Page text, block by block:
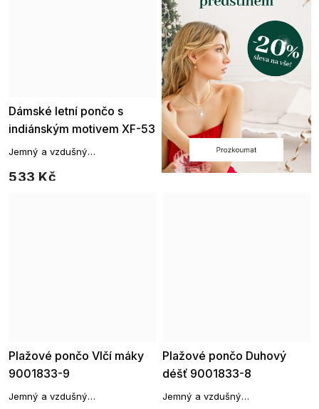
Dámské letní pončo s
indiánským motivem XF-53
533 Kč
Jemný a vzdušný
originální přehoz přes vaše
Plažové pončo Vlčí máky
9001833-9
Jemný a vzdušný
Plažové pončo Duhový
déšť 9001833-8
Jemný a vzdušný